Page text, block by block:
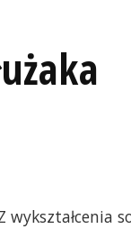
wykształcenia